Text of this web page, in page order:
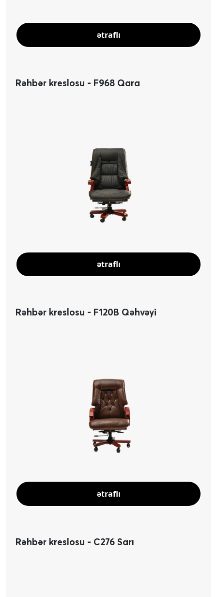
ətraflı
Rəhbər kreslosu - F968 Qara
ətraflı
Rəhbər kreslosu - F120B Qəhvəyi
ətraflı
Rəhbər kreslosu - C276 Sarı